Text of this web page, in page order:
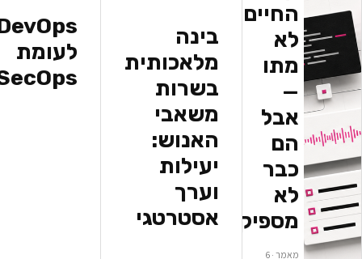
מאמר · 6
בינה
מלאכותית
בשרות
משאבי
האנוש:
יעילות
וערך
אסטרטגי
DevOps
לעומת
DevSecOps